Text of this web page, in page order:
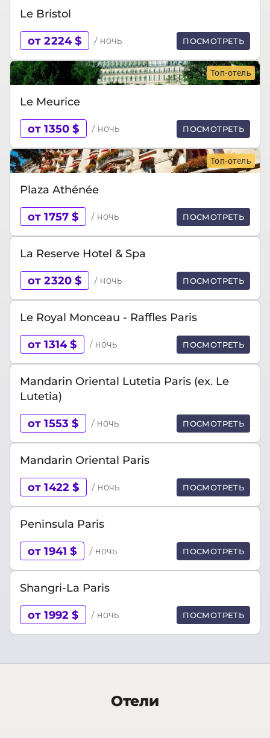
Le Bristol
от 2224 $ / ночь ПОСМОТРЕТЬ
Топ-отель
Le Meurice
от 1350 $ / ночь ПОСМОТРЕТЬ
Топ-отель
Plaza Athénée
от 1757 $ / ночь ПОСМОТРЕТЬ
La Reserve Hotel & Spa
от 2320 $ / ночь ПОСМОТРЕТЬ
Le Royal Monceau - Raffles Paris
от 1314 $ / ночь ПОСМОТРЕТЬ
Mandarin Oriental Lutetia Paris (ex. Le
Lutetia)
от 1553 $ / ночь ПОСМОТРЕТЬ
Mandarin Oriental Paris
от 1422 $ / ночь ПОСМОТРЕТЬ
Peninsula Paris
от 1941 $ / ночь ПОСМОТРЕТЬ
Shangri-La Paris
от 1992 $ / ночь ПОСМОТРЕТЬ
Отели